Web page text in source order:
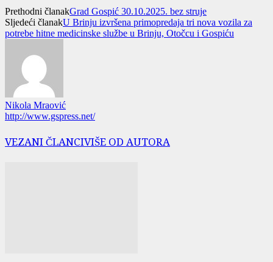
Prethodni članakGrad Gospić 30.10.2025. bez struje
Sljedeći članakU Brinju izvršena primopredaja tri nova vozila za
potrebe hitne medicinske službe u Brinju, Otočcu i Gospiću
Nikola Mraović
http://www.gspress.net/
VEZANI ČLANCIVIŠE OD AUTORA